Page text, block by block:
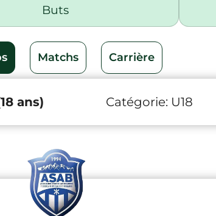
Buts
Matchs Carrière
ans) Catégorie: U18